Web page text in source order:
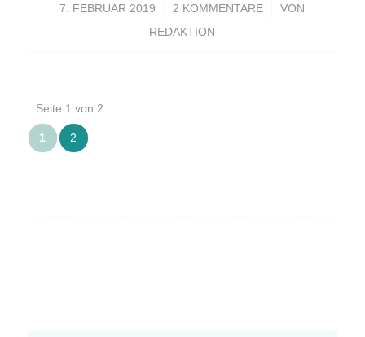
7. FEBRUAR 2019
/ 2 KOMMENTARE
/
VON
REDAKTION
Seite 1 von 2
1 2